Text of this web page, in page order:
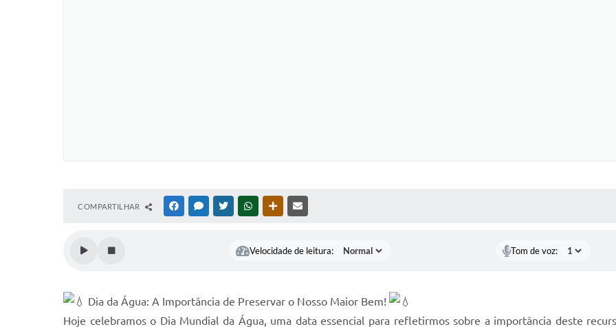
COMPARTILHAR FACEBOOKMESSENGER
TWITTERWHATSAPPOUTRAS MÍDIAS
Velocidade de leitura: Tom de voz:
Dia da Água: A Importância de Preservar o Nosso Maior Bem!
Hoje celebramos o Dia Mundial da Água, uma data essencial para refletirmos sobre a importância deste